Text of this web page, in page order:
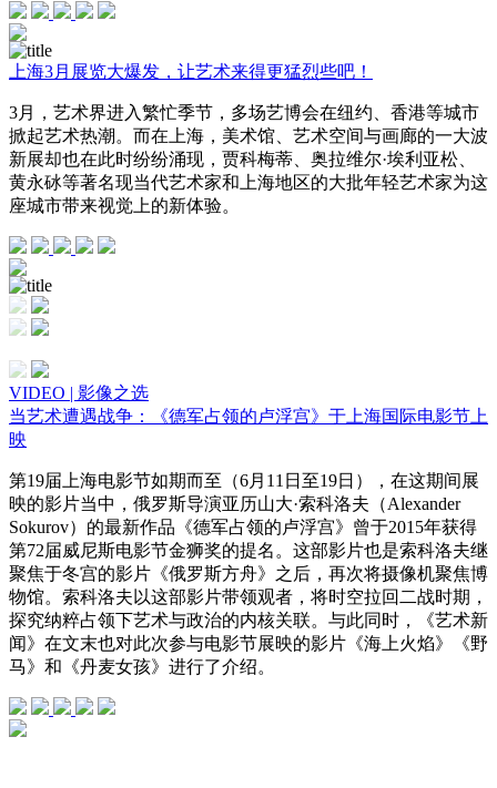
上海3月展览大爆发，让艺术来得更猛烈些吧！
3月，艺术界进入繁忙季节，多场艺博会在纽约、香港等城市
掀起艺术热潮。而在上海，美术馆、艺术空间与画廊的一大波
新展却也在此时纷纷涌现，贾科梅蒂、奥拉维尔·埃利亚松、
黄永砅等著名现当代艺术家和上海地区的大批年轻艺术家为这
座城市带来视觉上的新体验。
VIDEO | 影像之选
当艺术遭遇战争：《德军占领的卢浮宫》于上海国际电影节上
映
第19届上海电影节如期而至（6月11日至19日），在这期间展
映的影片当中，俄罗斯导演亚历山大·索科洛夫（Alexander
Sokurov）的最新作品《德军占领的卢浮宫》曾于2015年获得
第72届威尼斯电影节金狮奖的提名。这部影片也是索科洛夫继
聚焦于冬宫的影片《俄罗斯方舟》之后，再次将摄像机聚焦博
物馆。索科洛夫以这部影片带领观者，将时空拉回二战时期，
探究纳粹占领下艺术与政治的内核关联。与此同时，《艺术新
闻》在文末也对此次参与电影节展映的影片《海上火焰》《野
马》和《丹麦女孩》进行了介绍。